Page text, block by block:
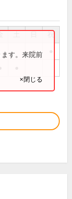
祝
●
す。来院前
×閉じる